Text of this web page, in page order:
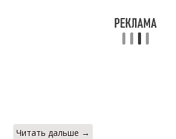
Читать дальше →